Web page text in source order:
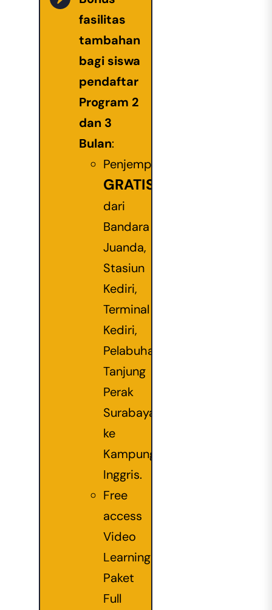
fasilitas
tambahan
bagi siswa
pendaftar
Program 2
dan 3
Bulan:
Penjemputan
GRATIS
dari
Bandara
Juanda,
Stasiun
Kediri,
Terminal
Kediri,
Pelabuhan
Tanjung
Perak
Surabaya
ke
Kampung
Inggris.
Free
access
Video
Learning
Paket
Full